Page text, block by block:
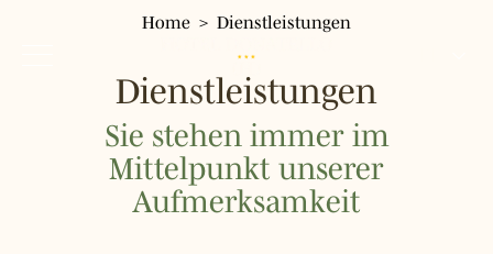
Hotel Donatello
Hotel
Zimmer
Home Dienstleistungen
Dienstleistungen
Sie stehen immer im
Mittelpunkt unserer
Aufmerksamkeit